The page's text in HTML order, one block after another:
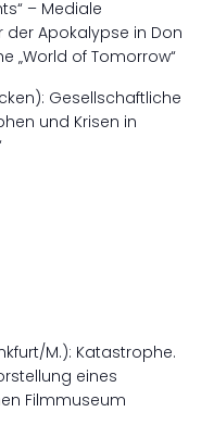
– Mediale
der Apokalypse in Don
„World of Tomorrow“
Gesellschaftliche
und Krisen in
M.): Katastrophe.
eines
Filmmuseum